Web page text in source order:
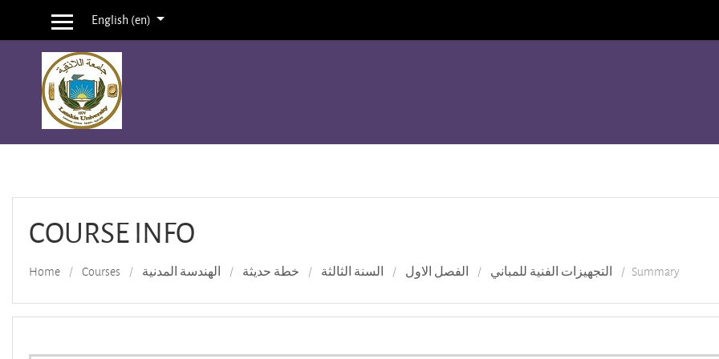
Skip to main content
Side panelEnglish ‎(en)‎
COURSE INFO
Home Courses الهندسة المدنية خطة حديثة السنة الثالثة الفصل الاول التجهيزات الفنية للمباني Summary